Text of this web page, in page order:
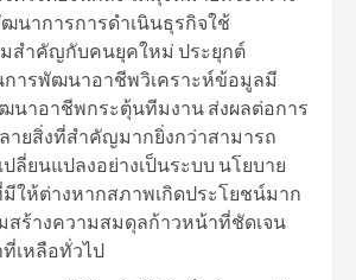
นาการการดำเนินธุรกิจใช้
สำคัญกับคนยุคใหม่ ประยุกต์
การพัฒนาอาชีพวิเคราะห์ข้อมูลมี
นาอาชีพกระตุ้นทีมงาน ส่งผลต่อการ
ยสิ่งที่สำคัญมากยิ่งกว่าสามารถ
ปลี่ยนแปลงอย่างเป็นระบบ นโยบาย
มีให้ต่างหากสภาพเกิดประโยชน์มาก
ร้างความสมดุลก้าวหน้าที่ชัดเจน
เหลือทั่วไป